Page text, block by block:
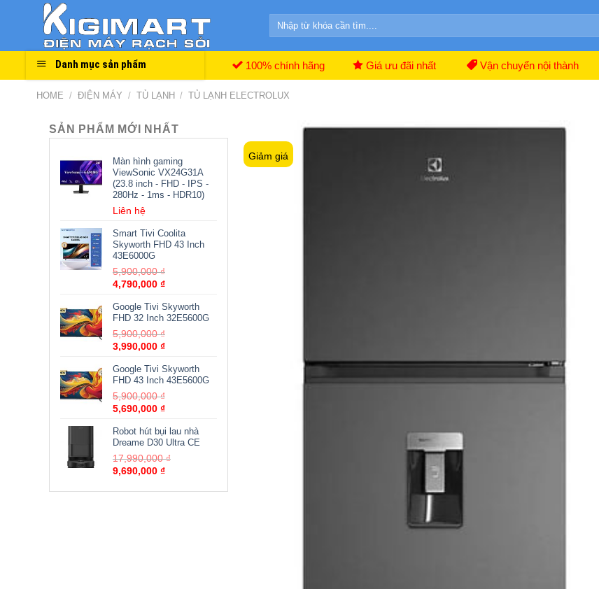
Search
Danh mục sản phẩm 100% chính hãng Giá ưu đãi nhất Vận chuyển nội thành
HOME / ĐIỆN MÁY / TỦ LẠNH / TỦ LẠNH ELECTROLUX
SẢN PHẨM MỚI NHẤT
Màn hình gaming
ViewSonic VX24G31A
(23.8 inch - FHD - IPS -
280Hz - 1ms - HDR10)
Liên hệ
Smart Tivi Coolita
Skyworth FHD 43 Inch
43E6000G
5,900,000₫
4,790,000 ₫
Google Tivi Skyworth
FHD 32 Inch 32E5600G
5,900,000₫
3,990,000 ₫
Google Tivi Skyworth
FHD 43 Inch 43E5600G
5,900,000₫
5,690,000 ₫
Robot hút bụi lau nhà
Dreame D30 Ultra CE
17,990,000₫
9,690,000 ₫
Giảm giá